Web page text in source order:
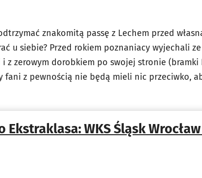
znakomitą passę z Lechem przed
u siebie? Przed rokiem poznaniacy wyjechali
i z zerowym dorobkiem po swojej stronie (bramki
fani z pewnością nie będą mieli nic przeciwko,
Ekstraklasa: WKS Śląsk